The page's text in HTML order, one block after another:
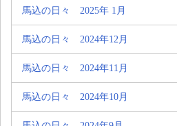
馬込の日々 2025年 1月
馬込の日々 2024年12月
馬込の日々 2024年11月
馬込の日々 2024年10月